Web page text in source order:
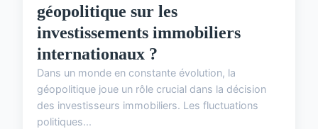
géopolitique sur les
investissements immobiliers
internationaux ?
Dans un monde en constante évolution, la
géopolitique joue un rôle crucial dans la décision
des investisseurs immobiliers. Les fluctuations
politiques...